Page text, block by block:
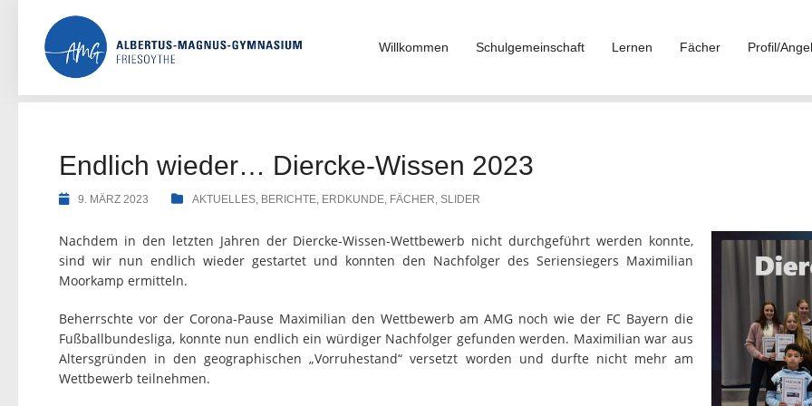
content
Willkommen Schulgemeinschaft Lernen Fächer Profil/
Endlich wieder… Diercke-Wissen 2023
9. MÄRZ 2023 AKTUELLES, BERICHTE, ERDKUNDE, FÄCHER, SLIDER
Nachdem in den letzten Jahren der Diercke-Wissen-Wettbewerb nicht durchgeführt werden konnte,
sind wir nun endlich wieder gestartet und konnten den Nachfolger des Seriensiegers Maximilian
Moorkamp ermitteln.
Beherrschte vor der Corona-Pause Maximilian den Wettbewerb am AMG noch wie der FC Bayern die
Fußballbundesliga, konnte nun endlich ein würdiger Nachfolger gefunden werden. Maximilian war aus
Altersgründen in den geographischen „Vorruhestand“ versetzt worden und durfte nicht mehr am
Wettbewerb teilnehmen.